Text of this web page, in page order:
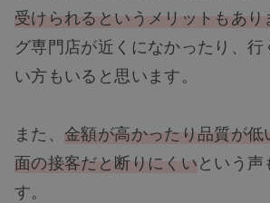
受けられるというメリットもあり
グ専門店が近くになかったり、
い方もいると思います。
また、金額が高かったり品質が
面の接客だと断りにくいという声
す。